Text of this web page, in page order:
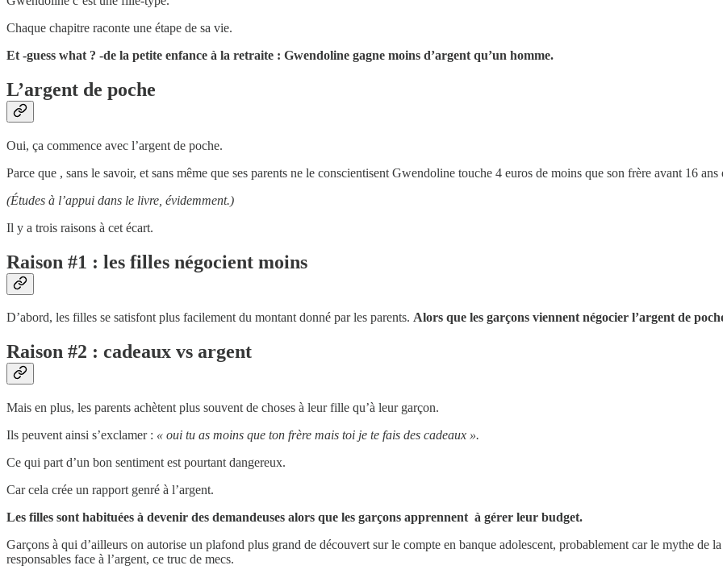
Chaque chapitre raconte une étape de sa vie.
Et -guess what ? -de la petite enfance à la retraite : Gwendoline gagne moins d’argent qu’un homme.
L’argent de poche
Oui, ça commence avec l’argent de poche.
Parce que , sans le savoir, et sans même que ses parents ne le conscientisent Gwendoline touche 4 euros de moins que son frère avant 16
(Études à l’appui dans le livre, évidemment.)
Il y a trois raisons à cet écart.
Raison #1 : les filles négocient moins
D’abord, les filles se satisfont plus facilement du montant donné par les parents. Alors que les garçons viennent négocier l’argent de
Raison #2 : cadeaux vs argent
Mais en plus, les parents achètent plus souvent de choses à leur fille qu’à leur garçon.
Ils peuvent ainsi s’exclamer : « oui tu as moins que ton frère mais toi je te fais des cadeaux ».
Ce qui part d’un bon sentiment est pourtant dangereux.
Car cela crée un rapport genré à l’argent.
Les filles sont habituées à devenir des demandeuses alors que les garçons apprennent à gérer leur budget.
Garçons à qui d’ailleurs on autorise un plafond plus grand de découvert sur le compte en banque adolescent, probablement car le mythe de
responsables face à l’argent, ce truc de mecs.